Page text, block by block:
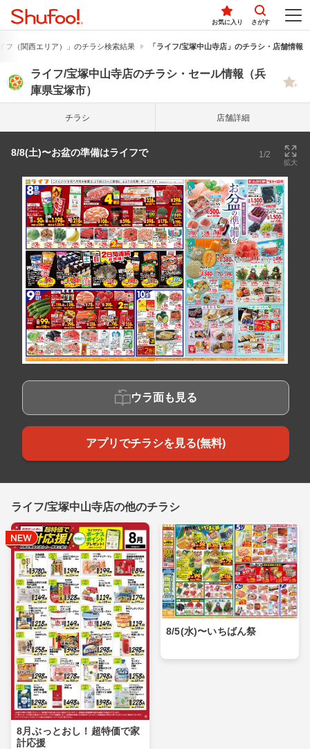
お気に入り さがす
フ（関西エリア）」のチラシ検索結果 「ライフ/宝塚中山寺店」のチラシ・店舗情報
ライフ/宝塚中山寺店のチラシ・セール情報（兵
庫県宝塚市）
チラシ 店舗詳細
8/8(土)〜お盆の準備はライフで 1/2
拡大
ウラ面も見る
アプリでチラシを見る(無料)
ライフ/宝塚中山寺店の他のチラシ
8月ぶっとおし！超特価で家
計応援
8/5(水)〜いちばん祭